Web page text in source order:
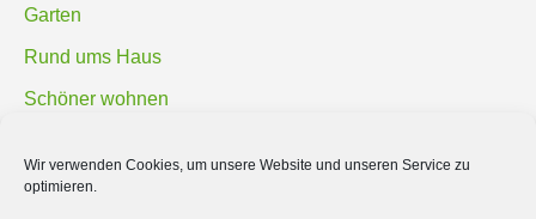
Wir verwenden Cookies, um unsere Website und unseren Service zu
optimieren.
Garten
Rund ums Haus
Schöner wohnen